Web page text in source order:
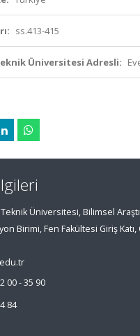
ss.413-415
Üniversitesi Adresli:
Üniversitesi, Bilimsel
Birimi, Fen Fakültesi Giriş
00 - 35 90
84